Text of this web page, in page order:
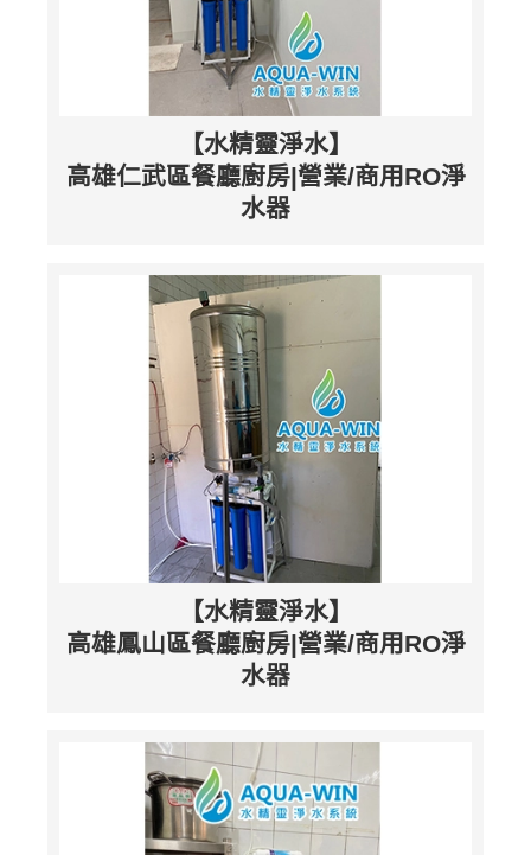
【水精靈淨水】
高雄仁武區餐廳廚房|營業/商用RO淨
水器
【水精靈淨水】
高雄鳳山區餐廳廚房|營業/商用RO淨
水器